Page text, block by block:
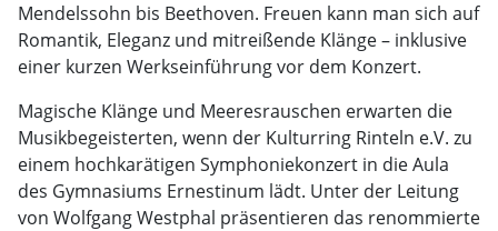
Mendelssohn bis Beethoven. Freuen kann man sich auf
Romantik, Eleganz und mitreißende Klänge – inklusive
einer kurzen Werkseinführung vor dem Konzert.
Magische Klänge und Meeresrauschen erwarten die
Musikbegeisterten, wenn der Kulturring Rinteln e.V. zu
einem hochkarätigen Symphoniekonzert in die Aula
des Gymnasiums Ernestinum lädt. Unter der Leitung
von Wolfgang Westphal präsentieren das renommierte